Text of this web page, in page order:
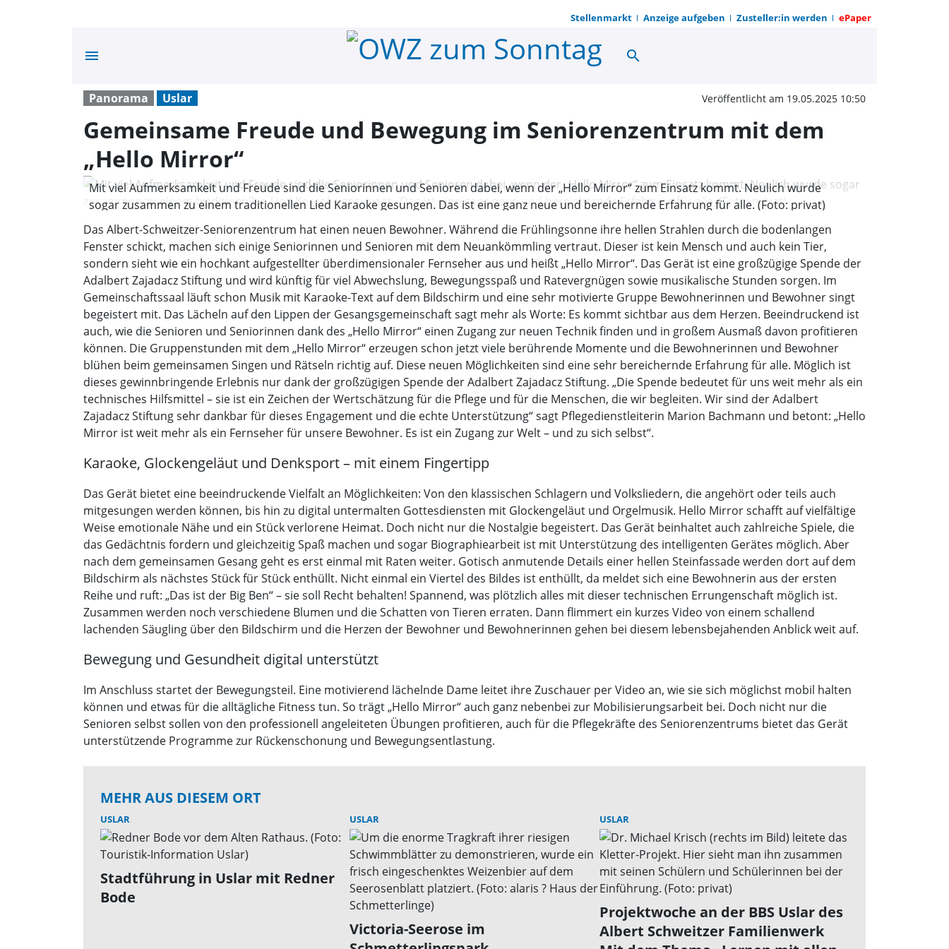
Stellenmarkt Anzeige aufgeben Zusteller:in werden ePaper
menu Gemeinsame Freude und
search
Panorama Uslar Veröffentlicht am 19.05.2025 10:50
Gemeinsame Freude und Bewegung im Seniorenzentrum mit dem
„Hello Mirror“
Mit viel Aufmerksamkeit und Freude sind die Seniorinnen und Senioren dabei, wenn der „Hello Mirror“ zum Einsatz kommt. Neulich wurde
sogar zusammen zu einem traditionellen Lied Karaoke gesungen. Das ist eine ganz neue und bereichernde Erfahrung für alle. (Foto: privat)
Das Albert-Schweitzer-Seniorenzentrum hat einen neuen Bewohner. Während die Frühlingsonne ihre hellen Strahlen durch die bodenlangen
Fenster schickt, machen sich einige Seniorinnen und Senioren mit dem Neuankömmling vertraut. Dieser ist kein Mensch und auch kein Tier,
sondern sieht wie ein hochkant aufgestellter überdimensionaler Fernseher aus und heißt „Hello Mirror“. Das Gerät ist eine großzügige Spende der
Adalbert Zajadacz Stiftung und wird künftig für viel Abwechslung, Bewegungsspaß und Ratevergnügen sowie musikalische Stunden sorgen. Im
Gemeinschaftssaal läuft schon Musik mit Karaoke-Text auf dem Bildschirm und eine sehr motivierte Gruppe Bewohnerinnen und Bewohner singt
begeistert mit. Das Lächeln auf den Lippen der Gesangsgemeinschaft sagt mehr als Worte: Es kommt sichtbar aus dem Herzen. Beeindruckend ist
auch, wie die Senioren und Seniorinnen dank des „Hello Mirror“ einen Zugang zur neuen Technik finden und in großem Ausmaß davon profitieren
können. Die Gruppenstunden mit dem „Hello Mirror“ erzeugen schon jetzt viele berührende Momente und die Bewohnerinnen und Bewohner
blühen beim gemeinsamen Singen und Rätseln richtig auf. Diese neuen Möglichkeiten sind eine sehr bereichernde Erfahrung für alle. Möglich ist
dieses gewinnbringende Erlebnis nur dank der großzügigen Spende der Adalbert Zajadacz Stiftung. „Die Spende bedeutet für uns weit mehr als ein
technisches Hilfsmittel – sie ist ein Zeichen der Wertschätzung für die Pflege und für die Menschen, die wir begleiten. Wir sind der Adalbert
Zajadacz Stiftung sehr dankbar für dieses Engagement und die echte Unterstützung“ sagt Pflegedienstleiterin Marion Bachmann und betont: „Hello
Mirror ist weit mehr als ein Fernseher für unsere Bewohner. Es ist ein Zugang zur Welt – und zu sich selbst“.
Karaoke, Glockengeläut und Denksport – mit einem Fingertipp
Das Gerät bietet eine beeindruckende Vielfalt an Möglichkeiten: Von den klassischen Schlagern und Volksliedern, die angehört oder teils auch
mitgesungen werden können, bis hin zu digital untermalten Gottesdiensten mit Glockengeläut und Orgelmusik. Hello Mirror schafft auf vielfältige
Weise emotionale Nähe und ein Stück verlorene Heimat. Doch nicht nur die Nostalgie begeistert. Das Gerät beinhaltet auch zahlreiche Spiele, die
das Gedächtnis fordern und gleichzeitig Spaß machen und sogar Biographiearbeit ist mit Unterstützung des intelligenten Gerätes möglich. Aber
nach dem gemeinsamen Gesang geht es erst einmal mit Raten weiter. Gotisch anmutende Details einer hellen Steinfassade werden dort auf dem
Bildschirm als nächstes Stück für Stück enthüllt. Nicht einmal ein Viertel des Bildes ist enthüllt, da meldet sich eine Bewohnerin aus der ersten
Reihe und ruft: „Das ist der Big Ben“ – sie soll Recht behalten! Spannend, was plötzlich alles mit dieser technischen Errungenschaft möglich ist.
Zusammen werden noch verschiedene Blumen und die Schatten von Tieren erraten. Dann flimmert ein kurzes Video von einem schallend
lachenden Säugling über den Bildschirm und die Herzen der Bewohner und Bewohnerinnen gehen bei diesem lebensbejahenden Anblick weit auf.
Bewegung und Gesundheit digital unterstützt
Im Anschluss startet der Bewegungsteil. Eine motivierend lächelnde Dame leitet ihre Zuschauer per Video an, wie sie sich möglichst mobil halten
können und etwas für die alltägliche Fitness tun. So trägt „Hello Mirror“ auch ganz nebenbei zur Mobilisierungsarbeit bei. Doch nicht nur die
Senioren selbst sollen von den professionell angeleiteten Übungen profitieren, auch für die Pflegekräfte des Seniorenzentrums bietet das Gerät
unterstützende Programme zur Rückenschonung und Bewegungsentlastung.
MEHR AUS DIESEM ORT
USLAR
Stadtführung in Uslar mit Redner
Bode
USLAR
Victoria-Seerose im
USLAR
Projektwoche an der BBS Uslar des
Albert Schweitzer Familienwerk